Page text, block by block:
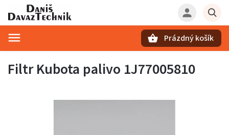
Prázdný košík
Filtr Kubota palivo 1J77005810